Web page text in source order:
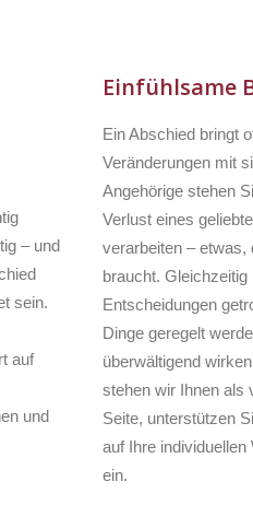
– und
sein.
auf
und
Einfühlsame
Ein Abschied bringt
Veränderungen mit
Angehörige stehen
Verlust eines
verarbeiten – etwas,
braucht.
Entscheidungen
Dinge geregelt
überwältigend
stehen wir Ihnen als
Seite, unterstützen
auf Ihre
ein.